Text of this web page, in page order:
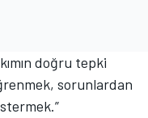
doğru tepki
sorunlardan